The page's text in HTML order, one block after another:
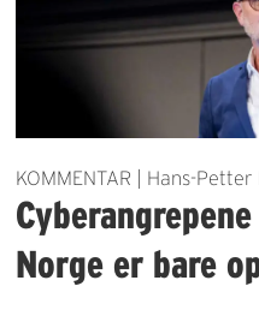
KOMMENTAR | Hans-Petter
Norge er bare